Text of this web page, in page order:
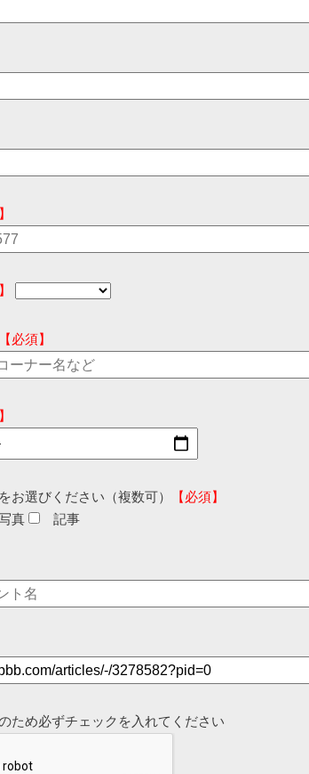
【必須】
お選びください（複数可）
【必須】
真 記事
ため必ずチェックを入れてください